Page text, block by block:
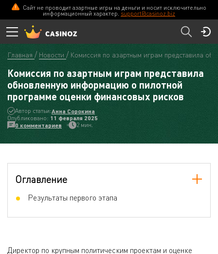
Сайт не проводит азартные игры на деньги и носит исключительно
информационный характер. support@casinoz.biz
Главная Новости Комиссия по азартным играм представила
Комиссия по азартным играм представила
обновленную информацию о пилотной
программе оценки финансовых рисков
Автор статьи:Анна Сорокина
Опубликовано: 11 февраля 2025
0 комментариев
2 мин.
Оглавление
Результаты первого этапа
Директор по крупным политическим проектам и оценке